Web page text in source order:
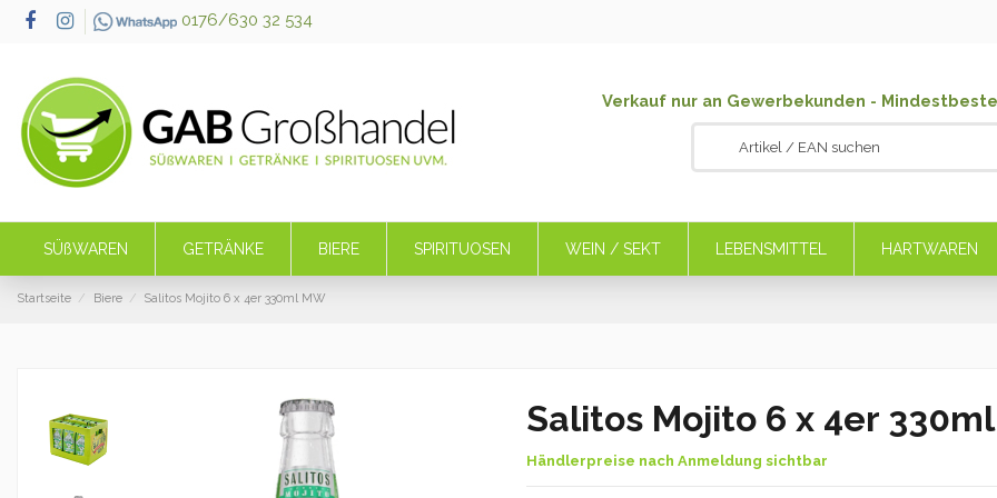
0176/630 32 534
Verkauf nur an Gewerbekunden -
SÜßWAREN GETRÄNKE BIERE SPIRITUOSEN WEIN / SEKT LEBENSMITTEL HARTWAREN
Startseite Biere Salitos Mojito 6 x 4er 330ml MW
Salitos Mojito 6 x 4er
Händlerpreise nach Anmeldung sichtbar